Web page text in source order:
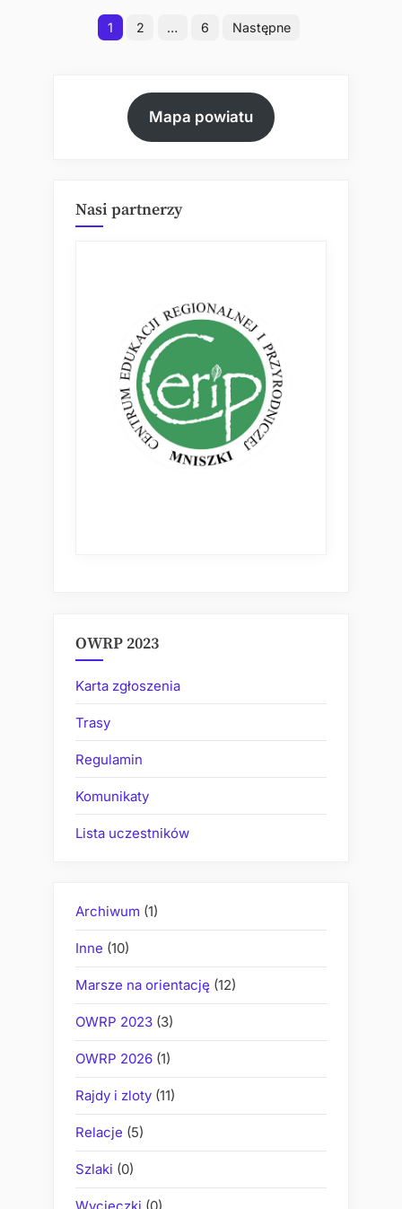
Stronicowanie
1 2 … 6 Następne
Mapa powiatu
Nasi partnerzy
OWRP 2023
Karta zgłoszenia
Trasy
Regulamin
Komunikaty
Lista uczestników
Archiwum (1)
Inne (10)
Marsze na orientację (12)
OWRP 2023 (3)
OWRP 2026 (1)
Rajdy i zloty (11)
Relacje (5)
Szlaki (0)